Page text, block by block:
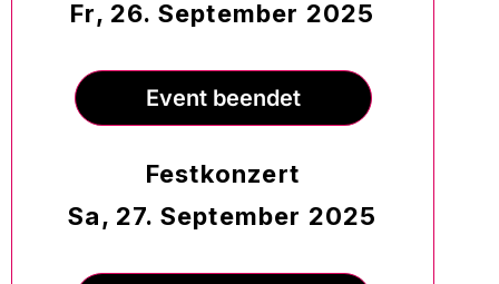
Fr, 26. September 2025
Event beendet
Festkonzert
Sa, 27. September 2025